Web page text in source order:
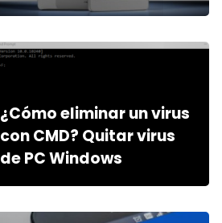
¿Cómo eliminar un virus
con CMD? Quitar virus
de PC Windows